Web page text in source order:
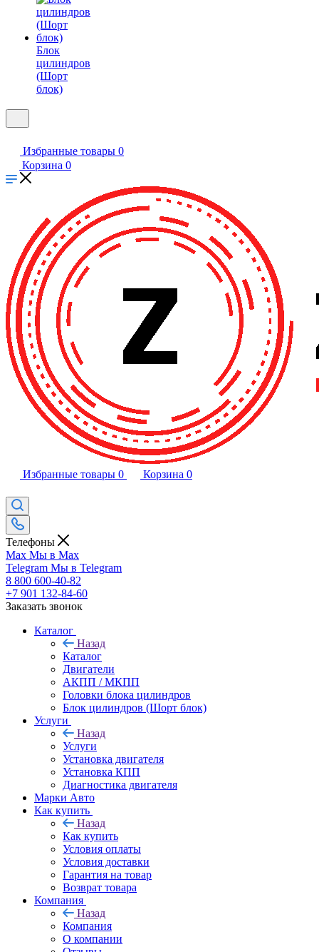
Блок
цилиндров
(Шорт
блок)
Избранные товары 0
Корзина 0
Избранные товары 0 Корзина 0
Телефоны
Max Мы в Max
Telegram Мы в Telegram
8 800 600-40-82
+7 901 132-84-60
Заказать звонок
Каталог
Назад
Каталог
Двигатели
АКПП / МКПП
Головки блока цилиндров
Блок цилиндров (Шорт блок)
Услуги
Назад
Услуги
Установка двигателя
Установка КПП
Диагностика двигателя
Марки Авто
Как купить
Назад
Как купить
Условия оплаты
Условия доставки
Гарантия на товар
Возврат товара
Компания
Назад
Компания
О компании